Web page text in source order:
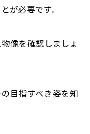
が必要です。
像を確認しましょ
目指すべき姿を知